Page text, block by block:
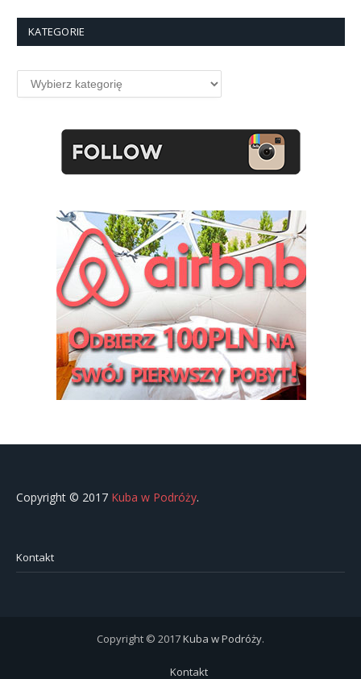
KATEGORIE
Kategorie
Copyright © 2017 Kuba w Podróży.
Kontakt
Copyright © 2017Kuba w Podróży.
Kontakt